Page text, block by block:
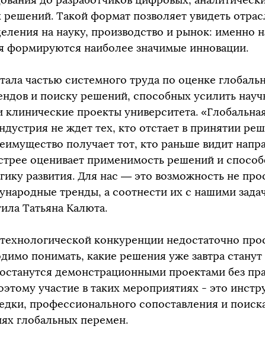
Такой формат позволяет увидеть
на науку, производство и рынок: именно
формируются наиболее значимые инновации.
частью системного труда по оценке
и поиску решений, способных усилить
клинические проекты университета.
не ждет тех, кто отстает в принятии
получает тот, кто раньше видит
оценивает применимость решений и
развития. Для нас — это возможность не
тренды, а соотнести их с нашими
Татьяна Калюта.
конкуренции недостаточно
понимать, какие решения уже завтра
демонстрационными проектами без
участие в таких мероприятиях - это
профессионального сопоставления и
глобальных перемен.